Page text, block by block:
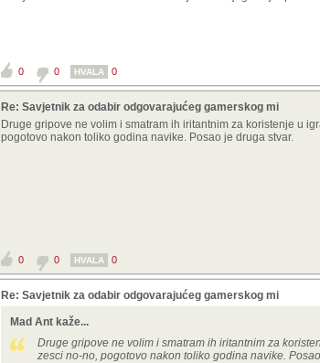
0 0 HVALA 0
Re: Savjetnik za odabir odgovarajućeg gamerskog mi
Druge gripove ne volim i smatram ih iritantnim za koristenje u
pogotovo nakon toliko godina navike. Posao je druga stvar.
0 0 HVALA 0
Re: Savjetnik za odabir odgovarajućeg gamerskog mi
Mad Ant kaže...
Druge gripove ne volim i smatram ih iritantnim za
zesci no-no, pogotovo nakon toliko godina navike.